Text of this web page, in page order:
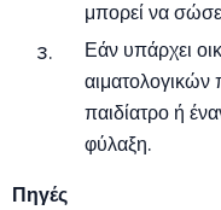
μπορεί να
Εάν υπάρχει
παιδίατρο ή
φύλαξη.
Πηγές